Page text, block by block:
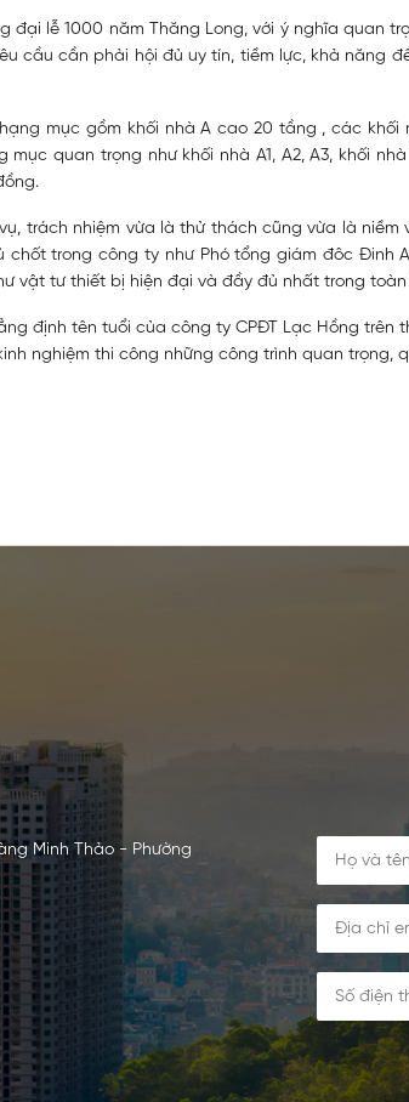
đại lễ 1000 năm Thăng Long, với ý nghĩa quan
cầu cần phải hội đủ uy tín, tiềm lực, khả
mục gồm khối nhà A cao 20 tầng , các khối
quan trọng như khối nhà A1, A2, A3, khối
trách nhiệm vừa là thử thách cũng vừa là
trong công ty như Phó tổng giám đôc Đinh
vật tư thiết bị hiện đại và đầy đủ nhất trong
định tên tuổi của công ty CPĐT Lạc Hồng
nghiệm thi công những công trình quan trọng,
Minh Thảo - Phường